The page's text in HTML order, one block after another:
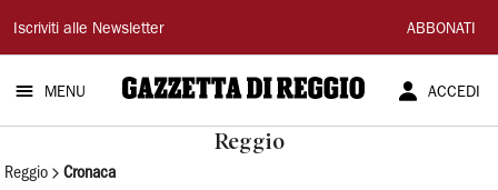
Gazzetta
di
Reggio
Iscriviti alle Newsletter ABBONATI
MENU ACCEDI
Reggio
Reggio Cronaca